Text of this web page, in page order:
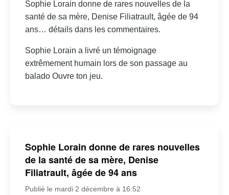
Sophie Lorain donne de rares nouvelles de la
santé de sa mère, Denise Filiatrault, âgée de 94
ans… détails dans les commentaires.
Sophie Lorain a livré un témoignage
extrêmement humain lors de son passage au
balado Ouvre ton jeu.
Sophie Lorain donne de rares nouvelles
de la santé de sa mère, Denise
Filiatrault, âgée de 94 ans
Publié le mardi 2 décembre à 16:52